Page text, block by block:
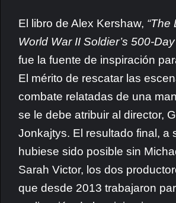
El libro de Alex Kershaw, “The
World War II Soldier’s 500-
fue la fuente de inspiración
El mérito de rescatar las
combate relatadas de una
se le debe atribuir al director,
Jonkajtys. El resultado final, a
hubiese sido posible sin
Sarah Victor, los dos
que desde 2013 trabajaron